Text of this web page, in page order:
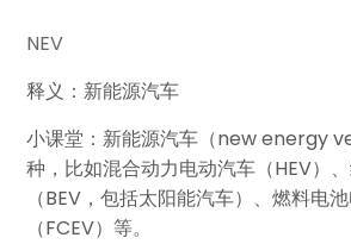
NEV
释义：新能源汽车
小课堂：新能源汽车（new energy
种，比如混合动力电动汽车（HEV）
（BEV，包括太阳能汽车）、燃料电
（FCEV）等。